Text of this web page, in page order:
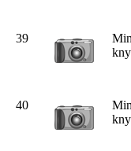
39
40